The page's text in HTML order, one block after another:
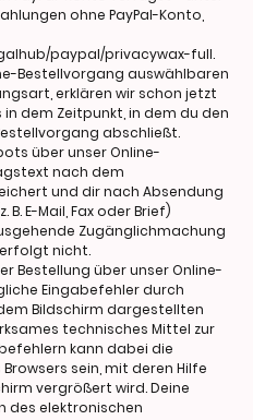
ohne PayPal-Konto,
paypal/privacywax-full.
Bestellvorgang auswählbaren
erklären wir schon jetzt
dem Zeitpunkt, in dem du den
abschließt.
über unser Online-
nach dem
und dir nach Absendung
E-Mail, Fax oder Brief)
Zugänglichmachung
nicht.
Bestellung über unser Online-
Eingabefehler durch
Bildschirm dargestellten
technisches Mittel zur
kann dabei die
sein, mit deren Hilfe
vergrößert wird. Deine
des elektronischen